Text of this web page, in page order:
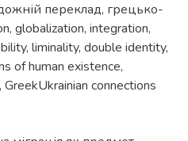
переклад, грецько­
, globalization, integration,
, liminality, double identity,
of human existence,
, Greek­Ukrainian connections